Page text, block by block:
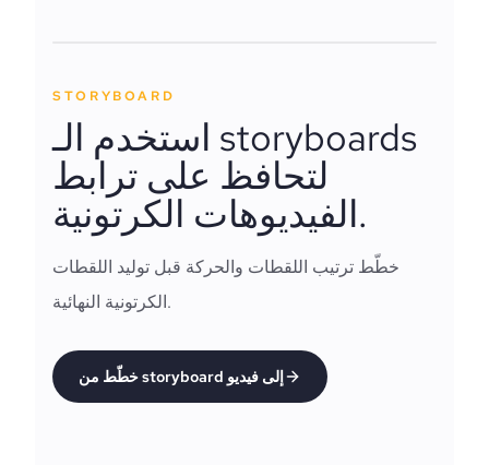
STORYBOARD
استخدم الـ storyboards
لتحافظ على ترابط
الفيديوهات الكرتونية.
خطّط ترتيب اللقطات والحركة قبل توليد اللقطات
الكرتونية النهائية.
خطّط من storyboard إلى فيديو